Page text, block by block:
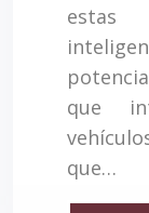
estas
que
que…